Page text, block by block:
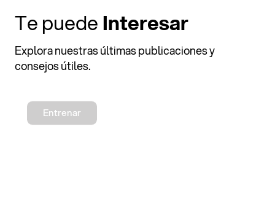
Te puedeInteresar
Explora nuestras últimas publicaciones y
consejos útiles.
Entrenar